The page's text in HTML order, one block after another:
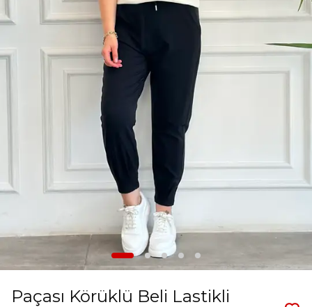
Paçası Körüklü Beli Lastikli